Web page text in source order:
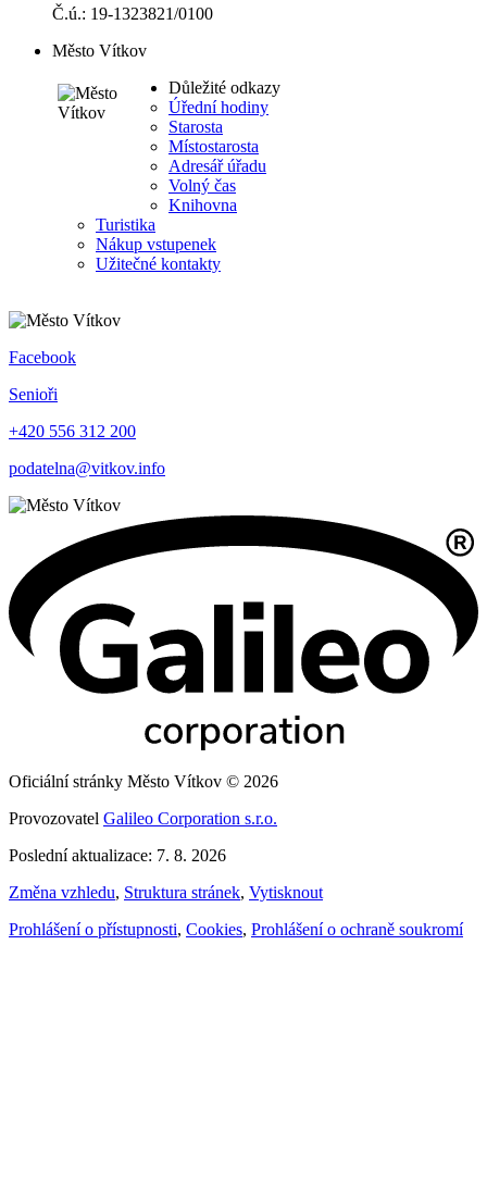
Č.ú.: 19-1323821/0100
Město Vítkov
Důležité odkazy
Úřední hodiny
Starosta
Místostarosta
Adresář úřadu
Volný čas
Knihovna
Turistika
Nákup vstupenek
Užitečné kontakty
Facebook
Senioři
+420 556 312 200
podatelna@vitkov.info
Oficiální stránky Město Vítkov © 2026
Provozovatel Galileo Corporation s.r.o.
Poslední aktualizace: 7. 8. 2026
Změna vzhledu, Struktura stránek, Vytisknout
Prohlášení o přístupnosti, Cookies, Prohlášení o ochraně soukromí